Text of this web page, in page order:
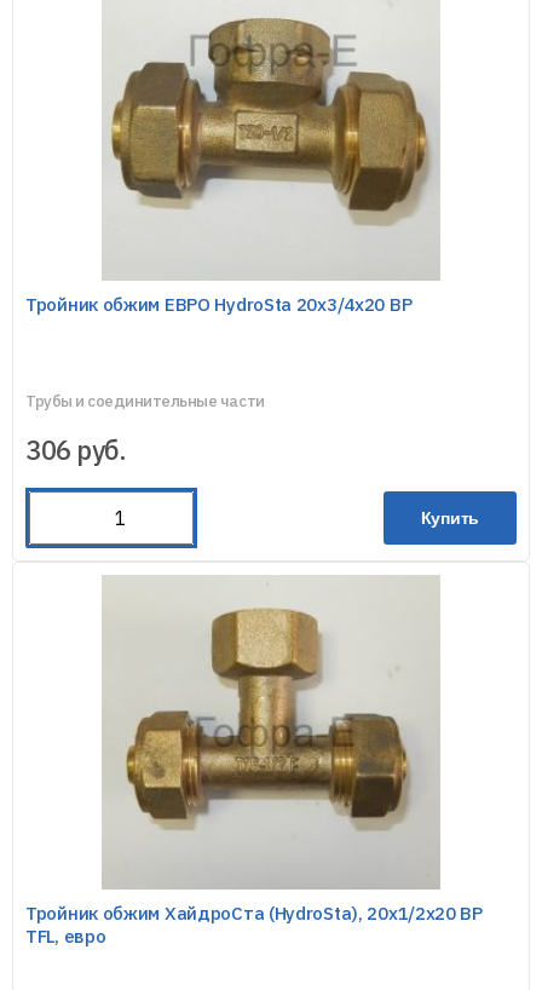
Тройник обжим ЕВРО HydroSta 20х3/4х20 ВР
Трубы и соединительные части
306 руб.
Купить
Тройник обжим ХайдроСта (HydroSta), 20х1/2х20 ВР
TFL, евро